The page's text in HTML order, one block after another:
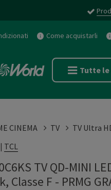
Come acquistarli
Tutte
CINEMA TV
TV Ultra
TCL
TV QD-MINI
Classe F - PRMG